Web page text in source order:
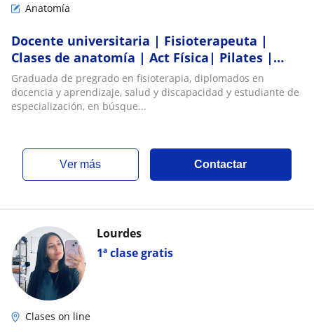
Anatomía
Docente universitaria | Fisioterapeuta |
Clases de anatomía | Act Física| Pilates |
Español
Graduada de pregrado en fisioterapia, diplomados en
docencia y aprendizaje, salud y discapacidad y estudiante de
especialización, en búsque...
ver más Contactar
1ª clase gratis
Lourdes
Clases on line